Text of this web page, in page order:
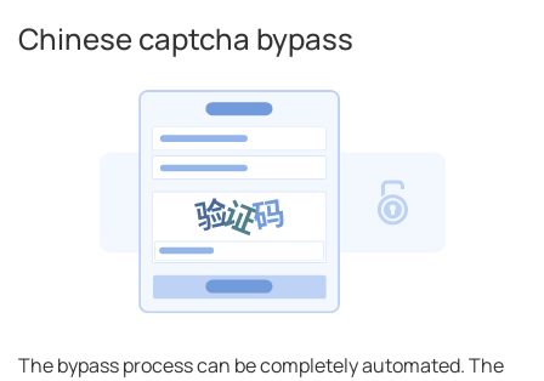
Chinese captcha bypass
The bypass process can be completely automated. The